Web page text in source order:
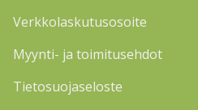
Verkkolaskutusosoite
Myynti- ja toimitusehdot
Tietosuojaseloste